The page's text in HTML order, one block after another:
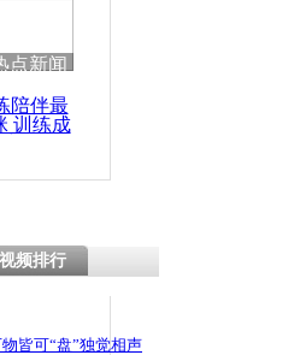
点新闻
陪伴最
训练成
频排行
皆可“盘”独觉相声